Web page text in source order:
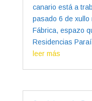
canario está a
pasado 6 de xullo
Fábrica, espazo
Residencias
leer más